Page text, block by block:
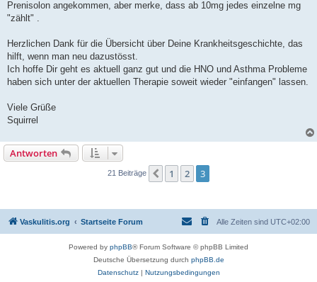
Prenisolon angekommen, aber merke, dass ab 10mg jedes einzelne mg
"zählt" .
Herzlichen Dank für die Übersicht über Deine Krankheitsgeschichte, das
hilft, wenn man neu dazustösst.
Ich hoffe Dir geht es aktuell ganz gut und die HNO und Asthma Probleme
haben sich unter der aktuellen Therapie soweit wieder "einfangen" lassen.
Viele Grüße
Squirrel
Antworten
21 Beiträge Vorherige
1 2 3
Vaskulitis.org Startseite Forum Alle Zeiten sind UTC+02:00
Powered by phpBB® Forum Software © phpBB Limited
Deutsche Übersetzung durch phpBB.de
Datenschutz| Nutzungsbedingungen